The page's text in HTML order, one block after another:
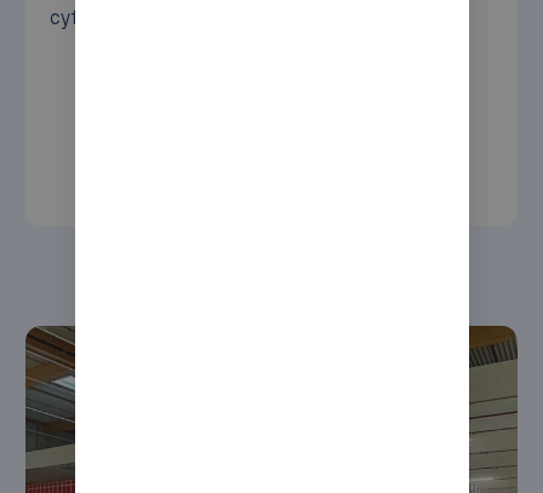
cyfrową – bez przerywania operacji.